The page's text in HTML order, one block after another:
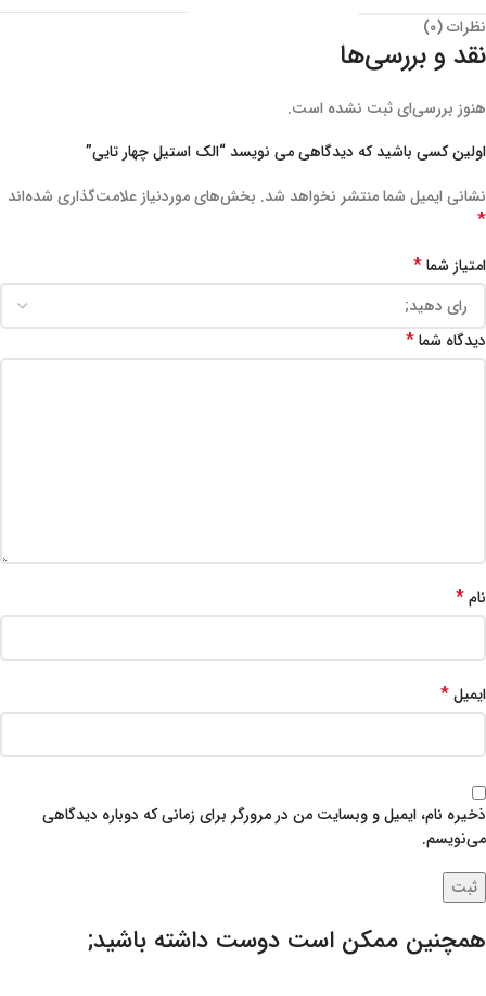
نظرات (۰)
نقد و بررسی‌ها
هنوز بررسی‌ای ثبت نشده است.
اولین کسی باشید که دیدگاهی می نویسد “الک استیل چهار تایی”
نشانی ایمیل شما منتشر نخواهد شد. بخش‌های موردنیاز علامت‌گذاری شده‌اند
*
امتیاز شما*
دیدگاه شما*
نام*
ایمیل*
ذخیره نام، ایمیل و وبسایت من در مرورگر برای زمانی که دوباره دیدگاهی
می‌نویسم.
همچنین ممکن است دوست داشته باشید;